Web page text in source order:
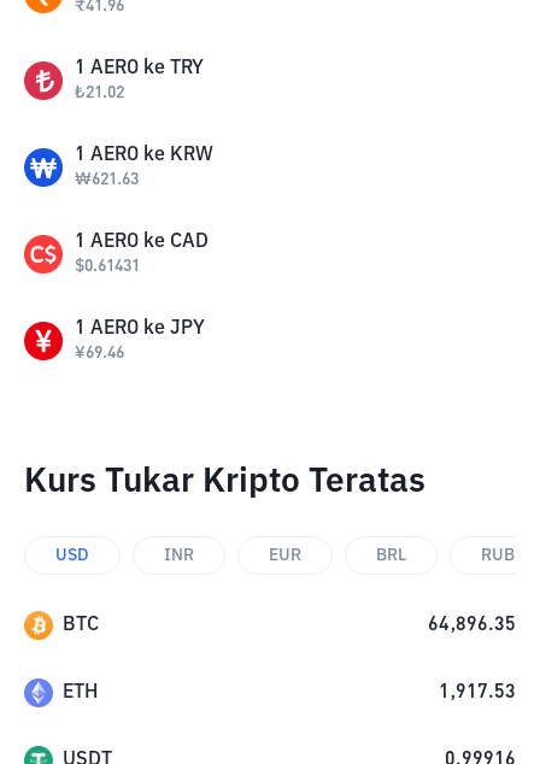
₹41.96
1 AERO ke TRY
₺21.02
1 AERO ke KRW
₩621.63
1 AERO ke CAD
$0.61431
1 AERO ke JPY
¥69.46
Kurs Tukar Kripto Teratas
USD INR EUR BRL RUB
BTC 64,896.35
ETH 1,917.53
USDT